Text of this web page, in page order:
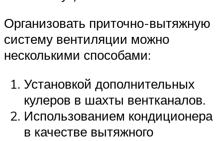
Организовать приточно-вытяжную
систему вентиляции можно
несколькими способами:
Установкой дополнительных
кулеров в шахты вентканалов.
Использованием кондиционера
в качестве вытяжного